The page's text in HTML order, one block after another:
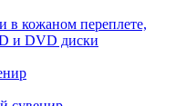
в кожаном переплете,
и DVD диски